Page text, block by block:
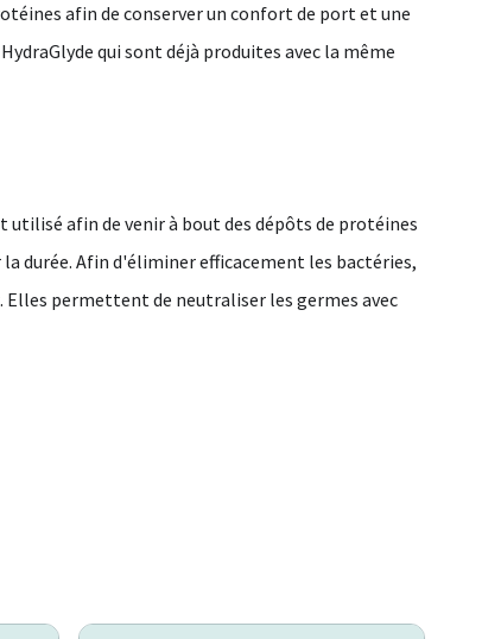
afin de conserver un confort de port et une
qui sont déjà produites avec la même
afin de venir à bout des dépôts de protéines
durée. Afin d'éliminer efficacement les bactéries,
permettent de neutraliser les germes avec